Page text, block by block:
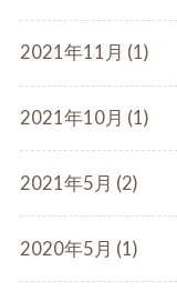
2021年11月 (1)
2021年10月 (1)
2021年5月 (2)
2020年5月 (1)